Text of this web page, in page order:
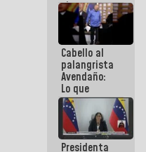
siempre que
estén en el
marco de la
Constitución
de la
República
Cabello al
palangrista
Avendaño:
Lo que
vayas a
escribir
hazlo hoy
por que no
sabemos si
Presidenta